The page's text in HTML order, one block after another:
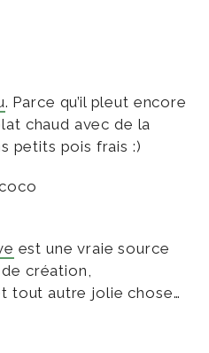
. Parce qu’il pleut encore
chaud avec de la
petits pois frais :)
est une vraie source
création,
tout autre jolie chose…